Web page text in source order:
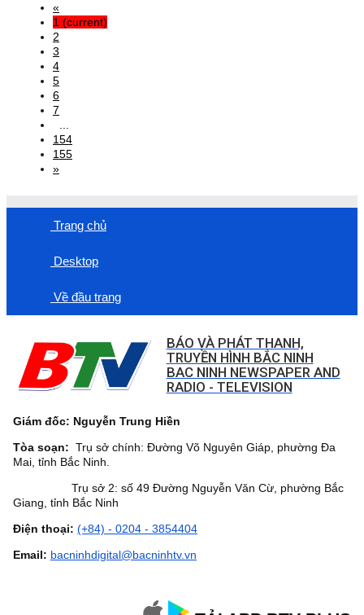
«
1 (current)
2
3
4
5
6
7
154
155
»
Trang chủ
Desktop
Về đầu trang
BÁO VÀ PHÁT THANH,
TRUYỀN HÌNH BẮC NINH
BAC NINH NEWSPAPER AND
RADIO - TELEVISION
Giám đốc: Nguyễn Trung Hiền
Tòa soạn: Trụ sở chính: Đường Võ Nguyên Giáp, phường Đa
Mai, tỉnh Bắc Ninh.
Trụ sở 2: số 49 Đường Nguyễn Văn Cừ, phường Bắc
Giang, tỉnh Bắc Ninh
Điện thoại: (+84) - 0204 - 3854404
Email: bacninhdigital@bacninhtv.vn